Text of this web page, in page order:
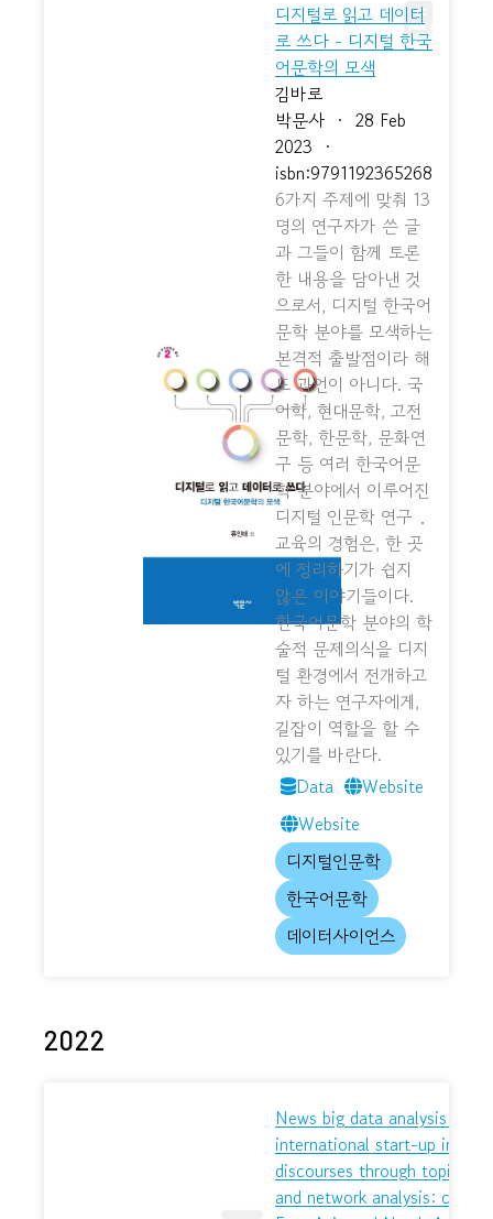
디지털로 읽고 데이터
로 쓰다 - 디지털 한국
어문학의 모색
김바로
박문사 · 28 Feb
2023 ·
isbn:9791192365268
6가지 주제에 맞춰 13
명의 연구자가 쓴 글
과 그들이 함께 토론
한 내용을 담아낸 것
으로서, 디지털 한국어
문학 분야를 모색하는
본격적 출발점이라 해
도 과언이 아니다. 국
어학, 현대문학, 고전
문학, 한문학, 문화연
구 등 여러 한국어문
학 분야에서 이루어진
디지털 인문학 연구 ․
교육의 경험은, 한 곳
에 정리하기가 쉽지
않은 이야기들이다.
한국어문학 분야의 학
술적 문제의식을 디지
털 환경에서 전개하고
자 하는 연구자에게,
길잡이 역할을 할 수
있기를 바란다.
Data
Website
Website
디지털인문학
한국어문학
데이터사이언스
2022
News big data analysis of
international start-up
discourses through topic
and network analysis: